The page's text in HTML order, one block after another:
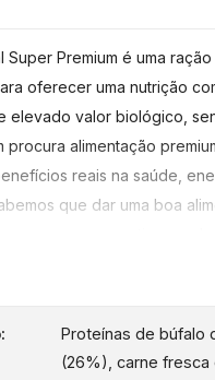
Super Premium é uma
oferecer uma nutrição
elevado valor biológico,
procura alimentação
reais na saúde,
que dar uma boa
nutricionais reais
dieta natural e
equilibrada.
Proteínas de búfalo
(26%), carne fresca